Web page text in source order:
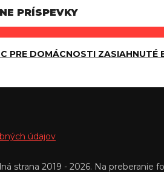
PRÍSPEVKY
PRE DOMÁCNOSTI ZASIAHNUTÉ
údajov
strana 2019 - 2026. Na